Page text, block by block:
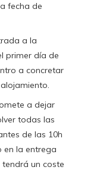
fecha de
a la
primer día de
a concretar
a dejar
todas las
de las 10h
en la entrega
un coste